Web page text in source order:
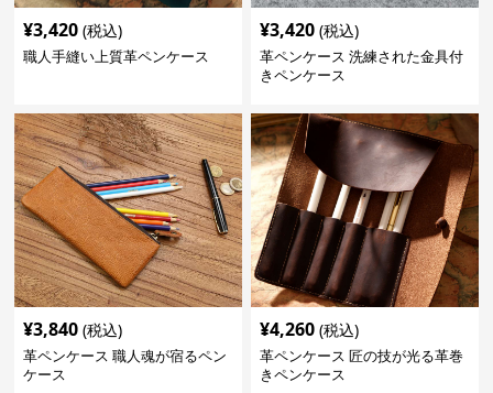
¥3,420 (税込)
職人手縫い上質革ペンケース
¥3,420 (税込)
革ペンケース 洗練された金具付
きペンケース
¥3,840 (税込)
革ペンケース 職人魂が宿るペン
ケース
¥4,260 (税込)
革ペンケース 匠の技が光る革巻
きペンケース